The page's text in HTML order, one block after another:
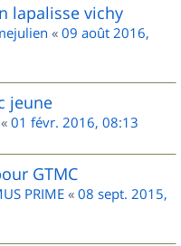
lapalisse vichy
« 09 août 2016,
jeune
« 01 févr. 2016, 08:13
GTMC
PRIME « 08 sept. 2015,